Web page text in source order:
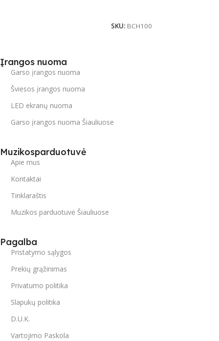
SKU: BCH100
Įrangos nuoma
Garso įrangos nuoma
Šviesos įrangos nuoma
LED ekranų nuoma
Garso įrangos nuoma Šiauliuose
Muzikosparduotuvė
Apie mus
Kontaktai
Tinklaraštis
Muzikos parduotuvė Šiauliuose
Pagalba
Pristatymo sąlygos
Prekių grąžinimas
Privatumo politika
Slapukų politika
D.U.K.
Vartojimo Paskola